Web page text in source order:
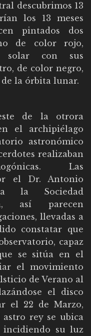
descubrimos 13
los 13 meses
pintados dos
de color rojo,
solar con sus
de color negro,
de la órbita lunar.
de la otrora
el archipiélago
astronómico
realizaban
Las
el Dr. Antonio
la Sociedad
así parecen
llevadas a
constatar que
capaz
se sitúa en el
el movimiento
de Verano al
el disco
el 22 de Marzo,
rey se ubica
su luz